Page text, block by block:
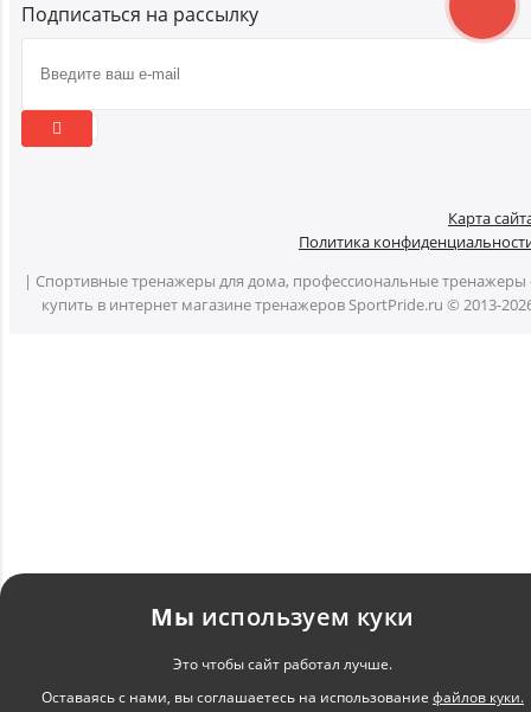
Подписаться на рассылку
Карта
Политика
| Спортивные тренажеры для дома, профессиональные тренажеры
купить в интернет магазине тренажеров SportPride.ru © 2013-
Мы используем куки
Это чтобы сайт работал лучше.
Оставаясь с нами, вы соглашаетесь на использование файлов куки.